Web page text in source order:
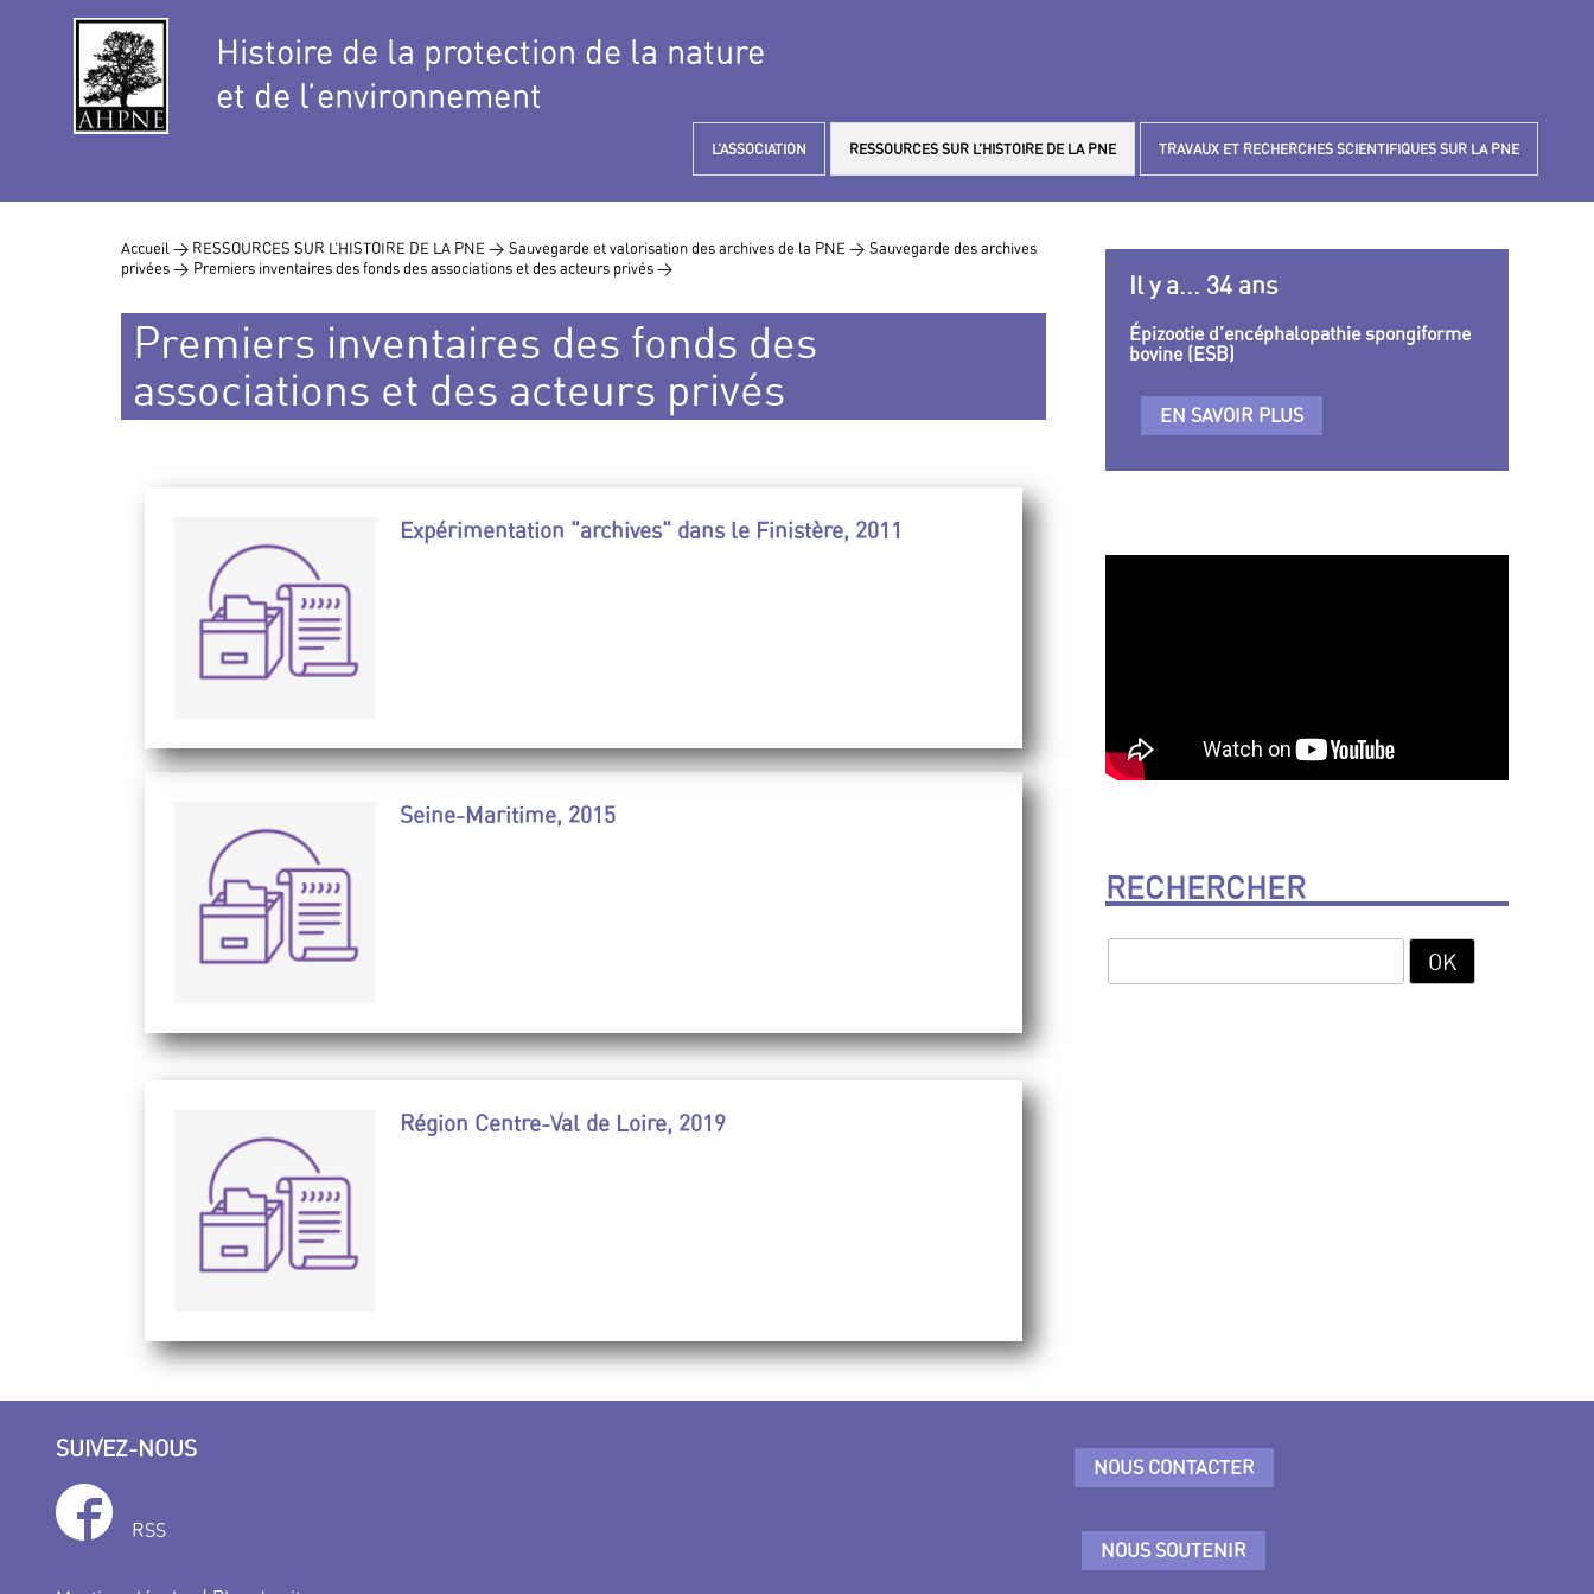
Histoire de la protection de la nature
et de l’environnement
L’ASSOCIATION RESSOURCES SUR L’HISTOIRE DE LA PNE TRAVAUX ET RECHERCHES SCIENTIFIQUES SUR LA PNE
Accueil > RESSOURCES SUR L’HISTOIRE DE LA PNE > Sauvegarde et valorisation des archives de la PNE > Sauvegarde des archives
privées > Premiers inventaires des fonds des associations et des acteurs privés >
Premiers inventaires des fonds des
associations et des acteurs privés
Expérimentation "archives" dans le Finistère, 2011
Seine-Maritime, 2015
Région Centre-Val de Loire, 2019
Il y a... 34 ans
Épizootie d’encéphalopathie spongiforme
bovine (ESB)
EN SAVOIR PLUS
RECHERCHER
SUIVEZ-NOUS
RSS
NOUS CONTACTER
NOUS SOUTENIR